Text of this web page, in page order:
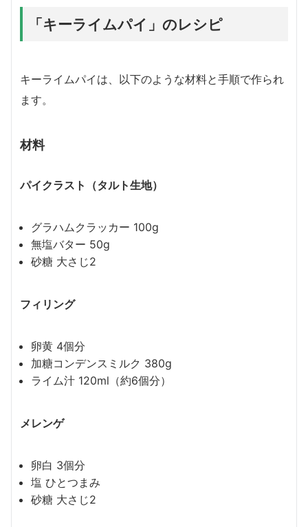
「キーライムパイ」のレシピ
キーライムパイは、以下のような材料と手順で作られ
ます。
材料
パイクラスト（タルト生地）
グラハムクラッカー 100g
無塩バター 50g
砂糖 大さじ2
フィリング
卵黄 4個分
加糖コンデンスミルク 380g
ライム汁 120ml（約6個分）
メレンゲ
卵白 3個分
塩 ひとつまみ
砂糖 大さじ2